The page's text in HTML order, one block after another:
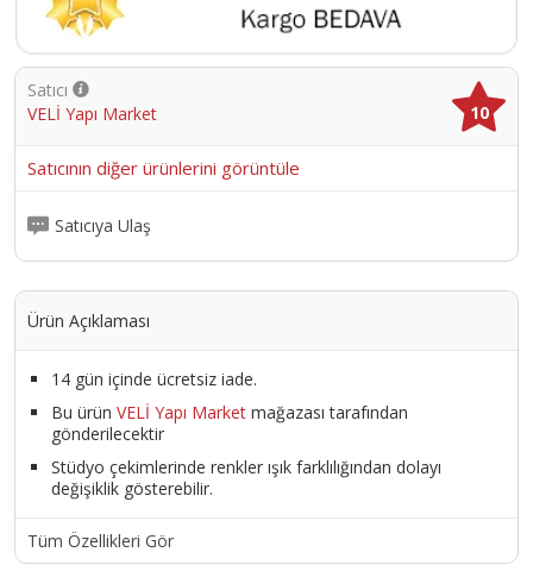
tüpleri ile renklendirilebilir(sadece 4-5 tonları) veya üzeri aynı
elastikiyet yapısına sahip sadece su bazlı boya ile boyanabilir.;
Uygulanan yüzeyin; yapısına, pürüzlülüğüne ve gözenekliliğine bağlı
olarak her kat için; ortalama düşeyde 0,750-1 kg/m², yatayda 1-1,5
kg/m²’dir.; Verilen sarfiyatlar yaklaşık değerler olup; yüzeyin
gözenek ve boşluk yapısına göre farklılıklar olacağından, kesin
Satıcı
VELİ Yapı Market
10
Satıcının diğer ürünlerini görüntüle
Satıcıya Ulaş
Ürün Açıklaması
14 gün içinde ücretsiz iade.
Bu ürün VELİ Yapı Market mağazası tarafından
gönderilecektir
Stüdyo çekimlerinde renkler ışık farklılığından dolayı
değişiklik gösterebilir.
Tüm Özellikleri Gör